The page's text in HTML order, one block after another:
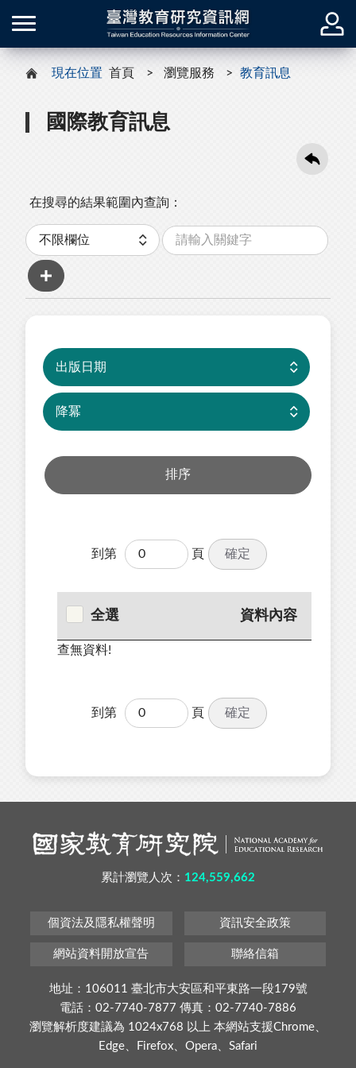
現在位置 首頁 瀏覽服務 教育訊息
國際教育訊息
在搜尋的結果範圍內查詢：
分
類
關
字
到第 頁 確定
全選 資料內容
查無資料!
到第 頁 確定
累計瀏覽人次： 124,559,662
個資法及隱私權聲明 資訊安全政策
網站資料開放宣告 聯絡信箱
地址：106011 臺北市大安區和平東路一段179號
電話：02-7740-7877 傳真：02-7740-7886
瀏覽解析度建議為 1024x768 以上 本網站支援Chrome、
Edge、Firefox、Opera、Safari